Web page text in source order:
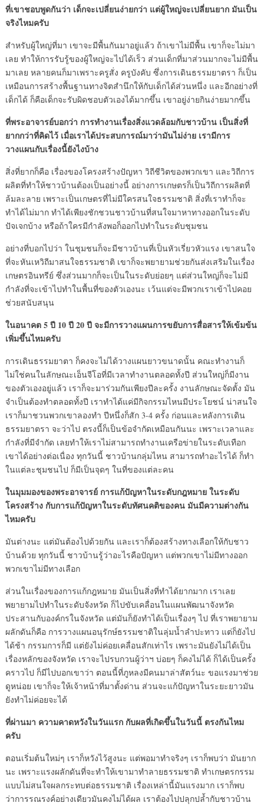
ที่เขาชอบพูดกันว่า เด็กจะเปลี่ยนง่ายกว่า แต่ผู้ใหญ่จะเปลี่ยนยาก มันเป็น
จริงไหมครับ
สำหรับผู้ใหญ่ที่มา เขาจะมีพื้นกันมาอยู่แล้ว ถ้าเขาไม่มีพื้น เขาก็จะไม่มา
เลย ทำให้การรับรู้ของผู้ใหญ่จะไปได้เร็ว ส่วนเด็กที่มาส่วนมากจะไม่มีพื้น
มาเลย หลายคนก็มาเพราะครูสั่ง ครูบังคับ ซึ่งการเดินธรรมยาตรา ก็เป็น
เหมือนการสร้างพื้นฐานทางจิตสำนึกให้กับเด็กได้ส่วนหนึ่ง และอีกอย่างที่
เด็กได้ ก็คือเด็กจะรับผิดชอบตัวเองได้มากขึ้น เขาอยู่ง่ายกินง่ายมากขึ้น
ที่พระอาจารย์บอกว่า การทำงานเรื่องสิ่งแวดล้อมกับชาวบ้าน เป็นสิ่งที่
ยากกว่าที่คิดไว้ เมื่อเราได้ประสบการณ์มาว่ามันไม่ง่าย เรามีการ
วางแผนกับเรื่องนี้ยังไงบ้าง
สิ่งที่ยากก็คือ เรื่องของโครงสร้างปัญหา วิถีชีวิตของพวกเขา และวิถีการ
ผลิตที่ทำให้ชาวบ้านต้องเป็นอย่างนี้ อย่างการเกษตรก็เป็นวิถีการผลิตที่
ล้มละลาย เพราะเป็นเกษตรที่ไม่มีใครสนใจธรรมชาติ สิ่งที่เราทำก็จะ
ทำได้ไม่มาก ทำได้เพียงชักชวนชาวบ้านที่สนใจมาหาทางออกในระดับ
ปัจเจกบ้าง หรือถ้าใครมีกำลังพอก็ออกไปทำในระดับชุมชน
อย่างที่บอกไปว่า ในชุมชนก็จะมีชาวบ้านที่เป็นหัวเรี่ยวหัวแรง เขาสนใจ
ที่จะหันเหวิถีมาสนใจธรรมชาติ เขาก็จะพยายามช่วยกันส่งเสริมในเรื่อง
เกษตรอินทรีย์ ซึ่งส่วนมากก็จะเป็นในระดับย่อยๆ แต่ส่วนใหญ่ก็จะไม่มี
กำลังที่จะเข้าไปทำในพื้นที่ของตัวเองนะ เว้นแต่จะมีพวกเราเข้าไปคอย
ช่วยสนับสนุน
ในอนาคต 5 ปี 10 ปี 20 ปี จะมีการวางแผนการขยับการสื่อสารให้เข้มข้น
เพิ่มขึ้นไหมครับ
การเดินธรรมยาตา ก็คงจะไม่ได้วางแผนยาวขนาดนั้น คณะทำงานก็
ไม่ใช่คนในลักษณะเอ็นจีโอที่มีเวลาทำงานตลอดทั้งปี ส่วนใหญ่ก็มีงาน
ของตัวเองอยู่แล้ว เราก็จะมาร่วมกันเพียงปีละครั้ง งานลักษณะจัดตั้ง มัน
จำเป็นต้องทำตลอดทั้งปี เราทำได้แค่มีกิจกรรมไหนมีประโยชน์ น่าสนใจ
เราก็มาชวนพวกเขาลองทำ ปีหนึ่งก็สัก 3-4 ครั้ง ก่อนและหลังการเดิน
ธรรมยาตรา จะว่าไป ตรงนี้ก็เป็นข้อจำกัดเหมือนกันนะ เพราะเวลาและ
กำลังที่มีจำกัด เลยทำให้เราไม่สามารถทำงานเครือข่ายในระดับเทือก
เขาได้อย่างต่อเนื่อง ทุกวันนี้ ชาวบ้านกลุ่มไหน สามารถทำอะไรได้ ก็ทำ
ในแต่ละชุมชนไป ก็มีเป็นจุดๆ ในที่ของแต่ละคน
ในมุมมองของพระอาจารย์ การแก้ปัญหาในระดับกฎหมาย ในระดับ
โครงสร้าง กับการแก้ปัญหาในระดับทัศนคติของคน มันมีความต่างกัน
ไหมครับ
มันต่างนะ แต่มันต้องไปด้วยกัน และเราก็ต้องสร้างทางเลือกให้กับชาว
บ้านด้วย ทุกวันนี้ ชาวบ้านรู้ว่าอะไรคือปัญหา แต่พวกเขาไม่มีทางออก
พวกเขาไม่มีทางเลือก
ส่วนในเรื่องของการแก้กฎหมาย มันเป็นสิ่งที่ทำได้ยากมาก เราเลย
พยายามไปทำในระดับจังหวัด ก็ไปขับเคลื่อนในแผนพัฒนาจังหวัด
ประสานกับองค์กรในจังหวัด แต่มันก็ยังทำได้เป็นเรื่องๆ ไป ที่เราพยายาม
ผลักดันก็คือ การวางแผนอนุรักษ์ธรรมชาติในลุ่มน้ำลำปะทาว แต่ก็ยังไป
ได้ช้า กรรมการก็มี แต่ยังไม่ค่อยเคลื่อนสักเท่าไร เพราะมันยังไม่ได้เป็น
เรื่องหลักของจังหวัด เราจะไปรบกวนผู้ว่าฯ บ่อยๆ ก็คงไม่ได้ ก็ได้เป็นครั้ง
คราวไป ก็มีไปบอกเขาว่า ตอนนี้ที่ภูหลงมีคนมาล่าสัตว์นะ ขอแรงมาช่วย
ดูหน่อย เขาก็จะให้เจ้าหน้าที่มาตั้งด่าน ส่วนจะแก้ปัญหาในระยะยาวมัน
ยังทำไม่ค่อยจะได้
ที่ผ่านมา ความคาดหวังในวันแรก กับผลที่เกิดขึ้นในวันนี้ ตรงกันไหม
ครับ
ตอนเริ่มต้นใหม่ๆ เราก็หวังไว้สูงนะ แต่พอมาทำจริงๆ เราก็พบว่า มันยาก
นะ เพราะแรงผลักดันที่จะทำให้เขามาทำลายธรรมชาติ ทำเกษตรกรรม
แบบไม่สนใจผลกระทบต่อธรรมชาติ เรื่องเหล่านี้มันแรงมาก เราก็พบ
ว่าการรณรงค์อย่างเดียวมันคงไม่ได้ผล เราต้องไปปลุกปล้ำกับชาวบ้าน